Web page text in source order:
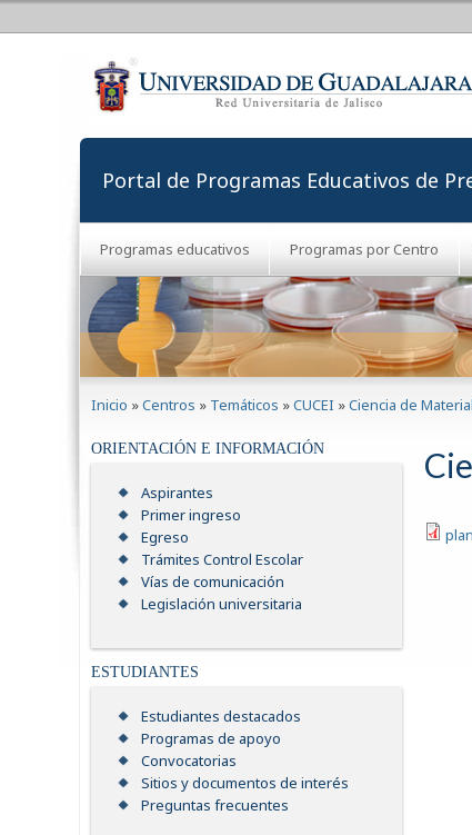
Portal de Programas Educativos de
Programas educativos Programas por Centro
Inicio »Centros » Temáticos »CUCEI »Ciencia de
ORIENTACIÓN E INFORMACIÓN
Aspirantes
Primer ingreso
Egreso
Trámites Control Escolar
Vías de comunicación
Legislación universitaria
ESTUDIANTES
Estudiantes destacados
Programas de apoyo
Convocatorias
Sitios y documentos de interés
Preguntas frecuentes